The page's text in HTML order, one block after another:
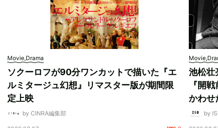
Movie,Drama
ソクーロフが90分ワンカットで描いた『エ
ルミタージュ幻想』リマスター版が期間限
定上映
by CINRA編集部
池松壮
『開
かわせ
by